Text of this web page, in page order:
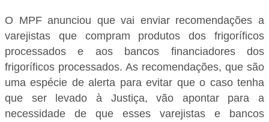
O MPF anunciou que vai enviar recomendações a
varejistas que compram produtos dos frigoríficos
processados e aos bancos financiadores dos
frigoríficos processados. As recomendações, que são
uma espécie de alerta para evitar que o caso tenha
que ser levado à Justiça, vão apontar para a
necessidade de que esses varejistas e bancos